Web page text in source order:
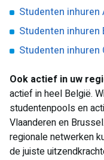
Studenten inhuren
Studenten inhuren
Studenten inhuren
Ook actief in uw
actief in heel België.
studentenpools en
Vlaanderen en
regionale netwerken
de juiste